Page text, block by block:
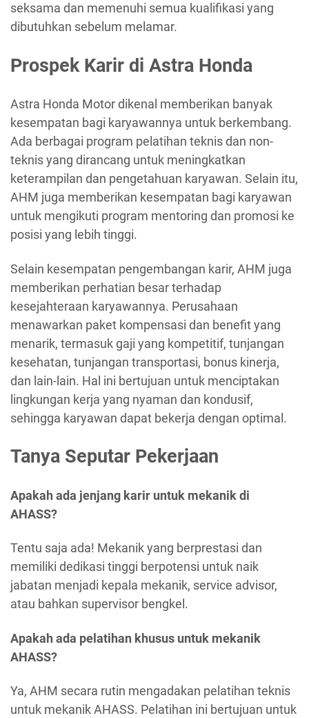
seksama dan memenuhi semua kualifikasi yang
dibutuhkan sebelum melamar.
Prospek Karir di Astra Honda
Astra Honda Motor dikenal memberikan banyak
kesempatan bagi karyawannya untuk berkembang.
Ada berbagai program pelatihan teknis dan non-
teknis yang dirancang untuk meningkatkan
keterampilan dan pengetahuan karyawan. Selain itu,
AHM juga memberikan kesempatan bagi karyawan
untuk mengikuti program mentoring dan promosi ke
posisi yang lebih tinggi.
Selain kesempatan pengembangan karir, AHM juga
memberikan perhatian besar terhadap
kesejahteraan karyawannya. Perusahaan
menawarkan paket kompensasi dan benefit yang
menarik, termasuk gaji yang kompetitif, tunjangan
kesehatan, tunjangan transportasi, bonus kinerja,
dan lain-lain. Hal ini bertujuan untuk menciptakan
lingkungan kerja yang nyaman dan kondusif,
sehingga karyawan dapat bekerja dengan optimal.
Tanya Seputar Pekerjaan
Apakah ada jenjang karir untuk mekanik di
AHASS?
Tentu saja ada! Mekanik yang berprestasi dan
memiliki dedikasi tinggi berpotensi untuk naik
jabatan menjadi kepala mekanik, service advisor,
atau bahkan supervisor bengkel.
Apakah ada pelatihan khusus untuk mekanik
AHASS?
Ya, AHM secara rutin mengadakan pelatihan teknis
untuk mekanik AHASS. Pelatihan ini bertujuan untuk